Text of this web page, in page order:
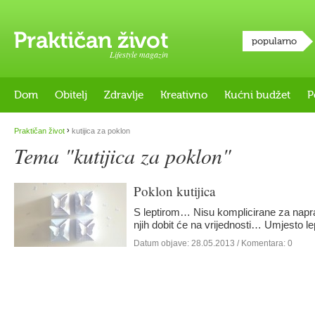
Lifestyle magazin
popularno
Dom Obitelj Zdravlje Kreativno Kućni budžet
Praktičan život › kutijica za poklon
Tema "kutijica za poklon"
Poklon kutijica
S leptirom… Nisu komplicirane za
njih dobit će na vrijednosti… Umjesto
Datum objave: 28.05.2013 / Komentara: 0